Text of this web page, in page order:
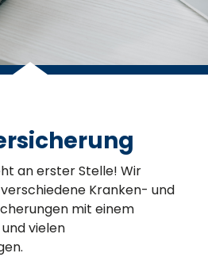
an erster Stelle! Wir
Kranken- und
mit einem
vielen